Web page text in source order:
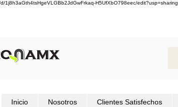
1j8h3aGth4tsHgeVLGBb2JdGwFrkaq-H5UfXbO798eec/edit?usp=sharing
Inicio Nosotros Clientes Satisfechos